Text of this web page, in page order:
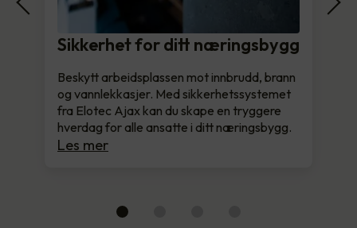
Sikkerhet for ditt næringsbygg
Beskytt arbeidsplassen mot innbrudd, brann
og vannlekkasjer. Med sikkerhetssystemet
fra Elotec Ajax kan du skape en tryggere
hverdag for alle ansatte i ditt næringsbygg.
Les mer